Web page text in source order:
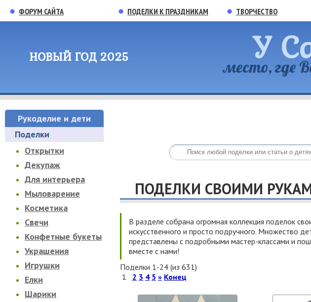
ФОРУМ САЙТА ПОДЕЛКИ К ПРАЗДНИКАМ ТВОРЧЕСТВО
НОВЫЙ ГОД 2025 У
место, где
Рукоделие и дети
Поделки
Открытки
Декупаж
Для интерьера
Мыловарение
Косметика
Свечи
Конфетные букеты
Украшения
Игрушки
Елки
Шарики
ПОДЕЛКИ СВОИМИ
В разделе собрана огромная коллекция поделок
искусственного и просто подручного. Множество
представлены с подробными мастер-классами и
вместе с нами!
Поделки 1-24 (из 631)
1
2 3 4 5 » Конец